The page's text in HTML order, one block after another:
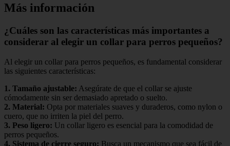
Más información
¿Cuáles son las características más importantes a
considerar al elegir un collar para perros pequeños?
Al elegir un collar para perros pequeños, es fundamental considerar
las siguientes características:
1. Tamaño ajustable: Asegúrate de que el collar se ajuste
cómodamente sin ser demasiado apretado o suelto.
2. Material: Opta por materiales suaves y duraderos, como nylon o
cuero, que no irriten la piel del perro.
3. Peso ligero: Un collar ligero es esencial para la comodidad de
perros pequeños.
4. Sistema de cierre seguro: Busca un mecanismo que sea fácil de